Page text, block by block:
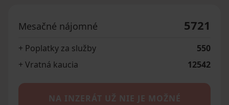
Mesačné nájomné 5721
+ Poplatky za služby
550
+ Vratná kaucia
12542
NA INZERÁT UŽ NIE JE MOŽNÉ